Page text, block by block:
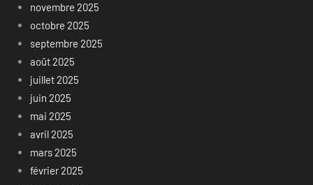
novembre 2025
octobre 2025
septembre 2025
août 2025
juillet 2025
juin 2025
mai 2025
avril 2025
mars 2025
février 2025